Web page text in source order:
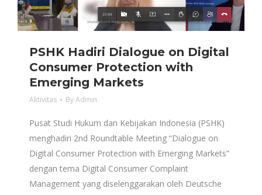
PSHK Hadiri Dialogue on Digital
Consumer Protection with
Emerging Markets
Aktivitas ByAdmin
Pusat Studi Hukum dan Kebijakan Indonesia (PSHK)
menghadiri 2nd Roundtable Meeting “Dialogue on
Digital Consumer Protection with Emerging Markets”
dengan tema Digital Consumer Complaint
Management yang diselenggarakan oleh Deutsche